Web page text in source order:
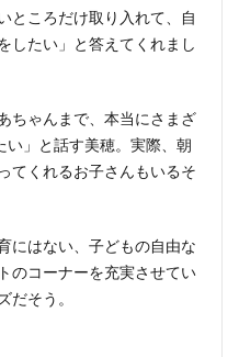
ところだけ取り入れて、自
したい」と答えてくれまし
ちゃんまで、本当にさまざ
い」と話す美穂。実際、朝
てくれるお子さんもいるそ
にはない、子どもの自由な
のコーナーを充実させてい
だそう。